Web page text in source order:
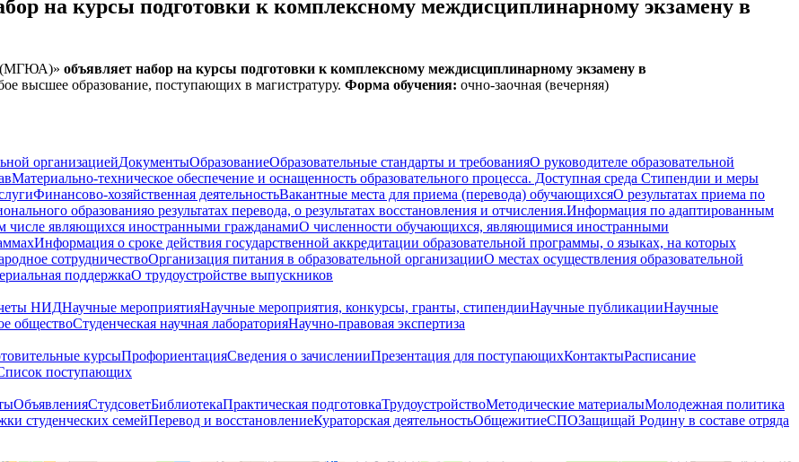
на курсы подготовки к комплексному междисциплинарному экзамену в
(МГЮА)» объявляет набор на курсы подготовки к комплексному междисциплинарному экзамену в
высшее образование, поступающих в магистратуру. Форма обучения: очно-заочная (вечерняя)
организациейДокументыОбразованиеОбразовательные стандарты и требованияО руководителе образовательной
Материально-техническое обеспечение и оснащенность образовательного процесса. Доступная среда Стипендии и меры
Финансово-хозяйственная деятельностьВакантные места для приема (перевода) обучающихсяО результатах приема по
образованияо результатах перевода, о результатах восстановления и отчисления.Информация по адаптированным
числе являющихся иностранными гражданамиО численности обучающихся, являющимися иностранными
Информация о сроке действия государственной аккредитации образовательной программы, о языках, на которых
сотрудничествоОрганизация питания в образовательной организацииО местах осуществления образовательной
поддержкаО трудоустройстве выпускников
НИДНаучные мероприятияНаучные мероприятия, конкурсы, гранты, стипендииНаучные публикацииНаучные
обществоСтуденческая научная лабораторияНаучно-правовая экспертиза
курсыПрофориентацияСведения о зачисленииПрезентация для поступающихКонтактыРасписание
поступающих
ОбъявленияСтудсоветБиблиотекаПрактическая подготовкаТрудоустройствоМетодические материалыМолодежная политика
студенческих семейПеревод и восстановлениеКураторская деятельностьОбщежитиеСПОЗащищай Родину в составе отряда